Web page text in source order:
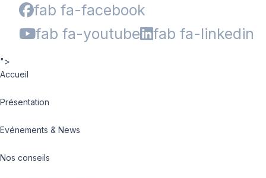
fab fa-facebook
fab fa-youtube
fab fa-linkedin
">
Accueil
Présentation
Evénements & News
Nos conseils